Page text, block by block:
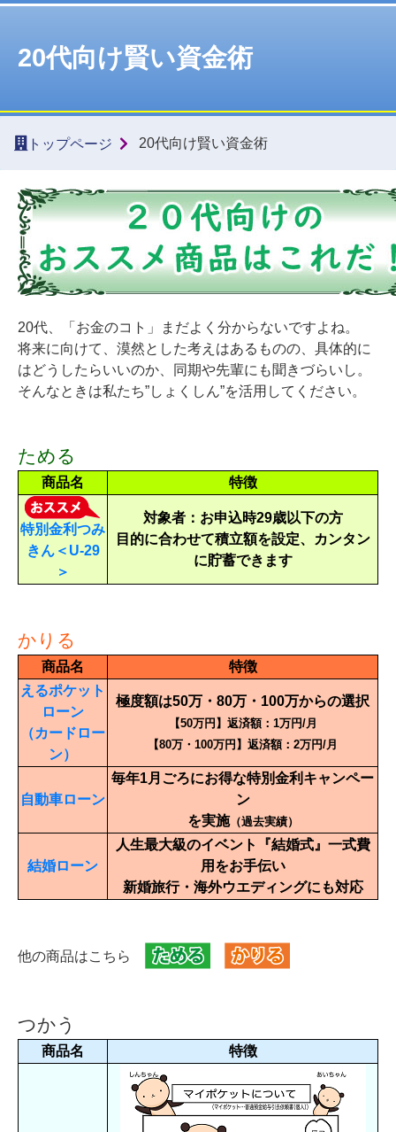
20代向け賢い資金術
トップページ 20代向け賢い資金術
20代、「お金のコト」まだよく分からないですよね。
将来に向けて、漠然とした考えはあるものの、具体的に
はどうしたらいいのか、同期や先輩にも聞きづらいし。
そんなときは私たち”しょくしん”を活用してください。
ためる
商品名 特徴
特別金利つみ
きん＜U-29
＞
対象者：お申込時29歳以下の方
目的に合わせて積立額を設定、カンタン
に貯蓄できます
かりる
商品名
特徴
えるポケット
ローン
（カードロー
ン）
極度額は50万・80万・100万からの選択
【50万円】返済額：1万円/月
【80万・100万円】返済額：2万円/月
自動車ローン
毎年1月ごろにお得な特別金利キャンペー
ン
を実施（過去実績）
結婚ローン
人生最大級のイベント『結婚式』一式費
用をお手伝い
新婚旅行・海外ウエディングにも対応
他の商品はこちら
つかう
商品名 特徴